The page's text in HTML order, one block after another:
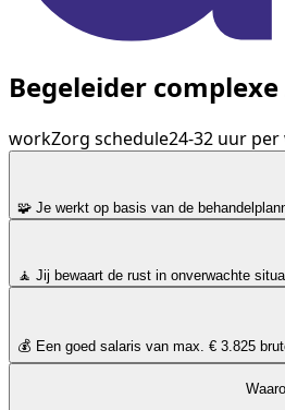
Begeleider
workZorg schedule24-32 uur per
🧩 Je werkt op basis van de
🧘 Jij bewaart de rust in onverwachte
💰 Een goed salaris van max. € 3.825